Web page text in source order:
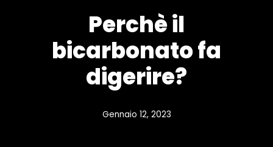
Perchè il
bicarbonato fa
digerire?
Gennaio 12, 2023